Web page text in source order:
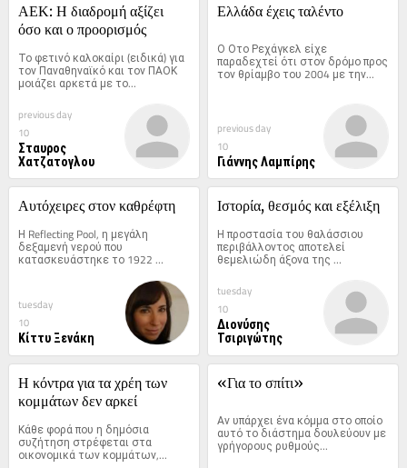
ΑΕΚ: Η διαδρομή αξίζει
όσο και ο προορισμός
Το φετινό καλοκαίρι (ειδικά) για
τον Παναθηναϊκό και τον ΠΑΟΚ
μοιάζει αρκετά με το...
previous day
10
Σταυρος
Χατζατογλου
Ελλάδα έχεις ταλέντο
Ο Οτο Ρεχάγκελ είχε
παραδεχτεί ότι στον δρόμο προς
τον θρίαμβο του 2004 με την...
previous day
10
Γιάννης Λαμπίρης
Αυτόχειρες στον καθρέφτη
Η Reflecting Pool, η μεγάλη
δεξαμενή νερού που
κατασκευάστηκε το 1922
ανάμεσα στο Μνημείο...
tuesday
10
Κίττυ Ξενάκη
Ιστορία, θεσμός και εξέλιξη
Η προστασία του θαλάσσιου
περιβάλλοντος αποτελεί
θεμελιώδη άξονα της
σύγχρονης...
tuesday
10
Διονύσης
Τσιριγώτης
Η κόντρα για τα χρέη των
κομμάτων δεν αρκεί
Κάθε φορά που η δημόσια
συζήτηση στρέφεται στα
οικονομικά των κομμάτων,...
«Για το σπίτι»
Αν υπάρχει ένα κόμμα στο οποίο
αυτό το διάστημα δουλεύουν με
γρήγορους ρυθμούς...